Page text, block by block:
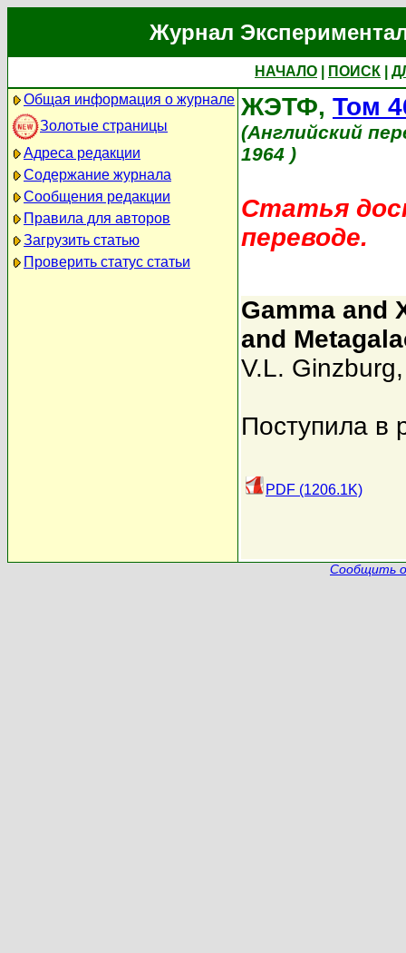
Журнал
НАЧАЛО ПОИСК
Общая информация о журнале
Золотые страницы
Адреса редакции
Содержание журнала
Сообщения редакции
Правила для авторов
Загрузить статью
Проверить статус статьи
ЖЭТФ, Том
(Английский
1964 )
Статья
переводе.
Gamma and
and
V.L. Ginzburg
Поступила в
PDF (1206.1K)
Сообщить о